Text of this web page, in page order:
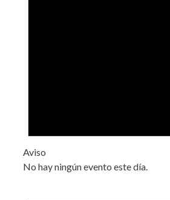
Aviso
No hay ningún evento este día.